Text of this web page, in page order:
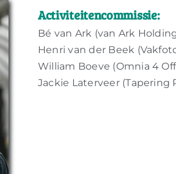
Activiteitencommissie:
Bé van Ark (van Ark
Henri van der Beek (
William Boeve (Omnia 4
Jackie Laterveer (Tapering